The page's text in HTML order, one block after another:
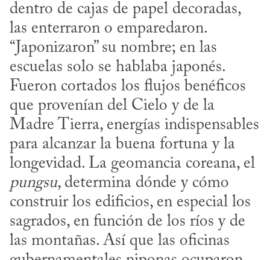
dentro de cajas de papel decoradas,
las enterraron o emparedaron.
“Japonizaron” su nombre; en las
escuelas solo se hablaba japonés.
Fueron cortados los flujos benéficos
que provenían del Cielo y de la
Madre Tierra, energías indispensables
para alcanzar la buena fortuna y la
pungsu, determina dónde y cómo
construir los edificios, en especial los
sagrados, en función de los ríos y de
las montañas. Así que las oficinas